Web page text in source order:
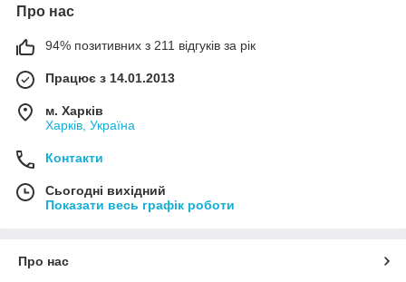
Про нас
94% позитивних з 211 відгуків за рік
Працює з 14.01.2013
м. Харків
Харків, Україна
Контакти
Сьогодні вихідний
Показати весь графік роботи
Про нас